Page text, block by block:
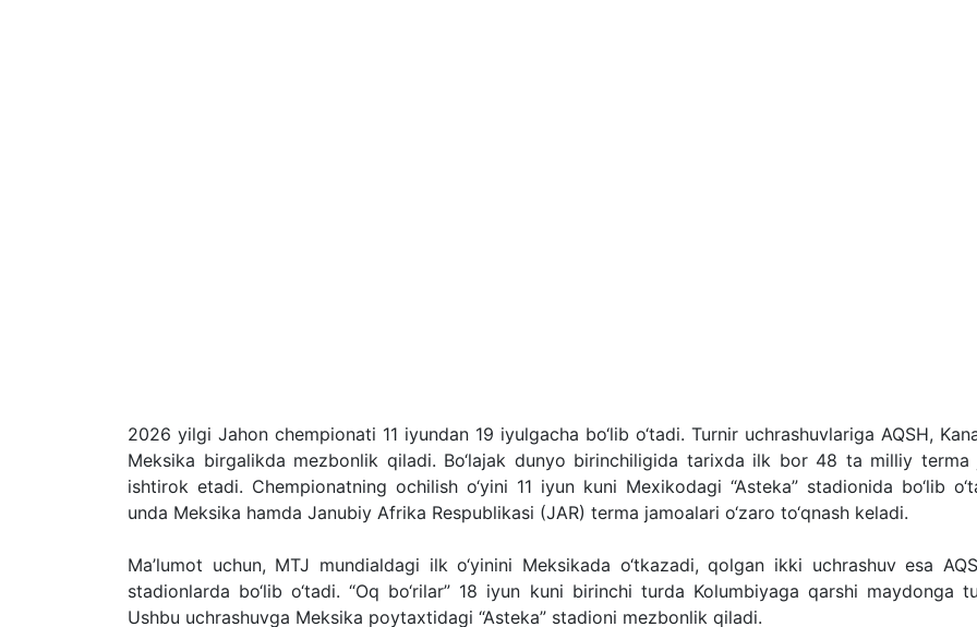
2026 yilgi Jahon chempionati 11 iyundan 19 iyulgacha bo‘lib o‘tadi. Turnir uchrashuvlariga AQSH,
Meksika birgalikda mezbonlik qiladi. Bo‘lajak dunyo birinchiligida tarixda ilk bor 48 ta milliy terma
ishtirok etadi. Chempionatning ochilish o‘yini 11 iyun kuni Mexikodagi “Asteka” stadionida bo‘lib
unda Meksika hamda Janubiy Afrika Respublikasi (JAR) terma jamoalari o‘zaro to‘qnash keladi.
Ma’lumot uchun, MTJ mundialdagi ilk o‘yinini Meksikada o‘tkazadi, qolgan ikki uchrashuv esa
stadionlarda bo‘lib o‘tadi. “Oq bo‘rilar” 18 iyun kuni birinchi turda Kolumbiyaga qarshi maydonga
Ushbu uchrashuvga Meksika poytaxtidagi “Asteka” stadioni mezbonlik qiladi.